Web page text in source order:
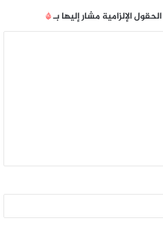
الحقول الإلزامية مشار إليها بـ*